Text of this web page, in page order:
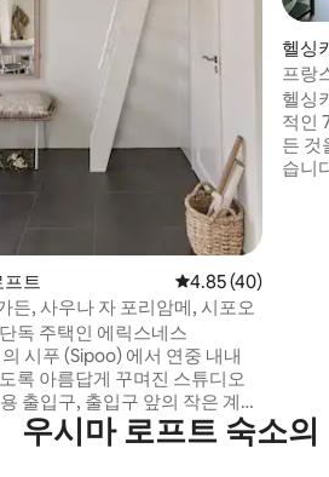
108개
트 평점 4.85점(5점 만
4.85 (40)
든, 사우나 자 포리암메, 시포오
독 주택인 에릭스네스
시푸 (Sipoo) 에서 연중 내내
록 아름답게 꾸며진 스튜디오
출입구, 출입구 앞의 작은 계
프트로 가는 가파른 계단. 조절 가
시설 및 바닥 난방이 있는 지열 난
헬싱
프랑
모,
헬싱
적인
든 것을
습니
우시마 로프트 숙소